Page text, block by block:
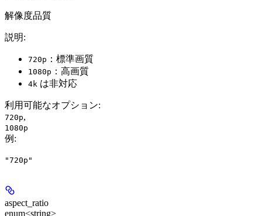
解像度品質
説明:
720p ：標準画質
1080p ：高画質
4k は非対応
利用可能なオプション:
720p,
1080p
例 :
"720p"
aspect_ratio
enum<string>